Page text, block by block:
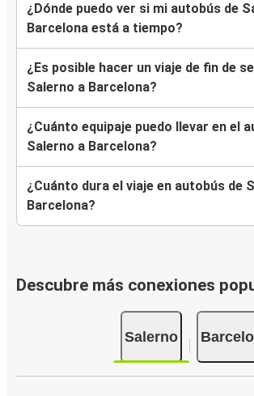
¿Dónde puedo ver si mi autobús de
Barcelona está a tiempo?
¿Es posible hacer un viaje de fin de
Salerno a Barcelona?
¿Cuánto equipaje puedo llevar en el
Salerno a Barcelona?
¿Cuánto dura el viaje en autobús de
Barcelona?
Descubre más conexiones
Salerno